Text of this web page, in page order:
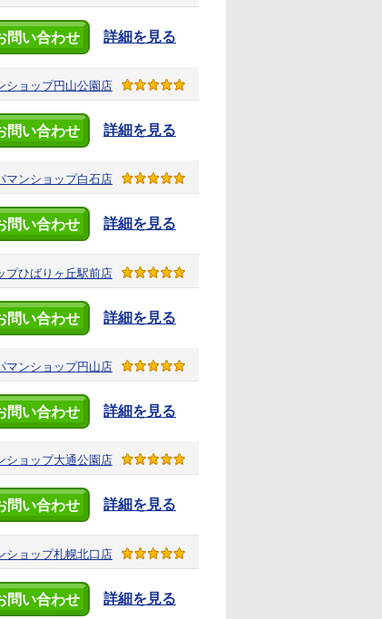
問い合わせ 詳細を見る
ショップ円山公園店
問い合わせ 詳細を見る
マンショップ白石店
問い合わせ 詳細を見る
プひばりヶ丘駅前店
問い合わせ 詳細を見る
マンショップ円山店
問い合わせ 詳細を見る
ショップ大通公園店
問い合わせ 詳細を見る
ショップ札幌北口店
問い合わせ 詳細を見る